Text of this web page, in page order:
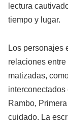
lectura
tiempo y lugar.
Los personajes
relaciones
matizadas,
Rambo,
cuidado. La